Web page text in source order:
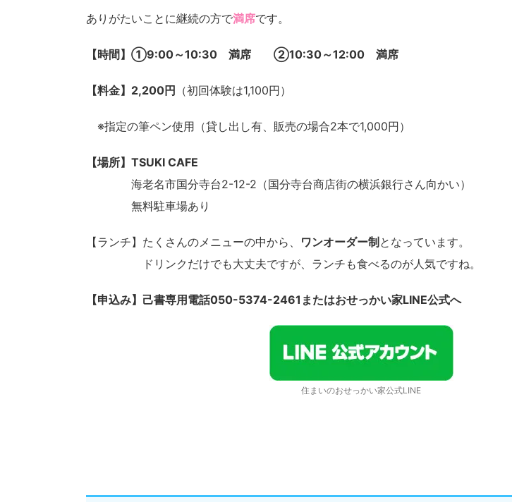
ありがたいことに継続の方で満席です。
【時間】➀9:00～10:30 満席 ②10:30～12:00 満席
【料金】2,200円 （初回体験は1,100円）
※指定の筆ペン使用（貸し出し有、販売の場合2本で1,000円）
【場所】TSUKI CAFE
海老名市国分寺台2-12-2（国分寺台商店街の横浜銀行さん向かい）
無料駐車場あり
【ランチ】たくさんのメニューの中から、 ワンオーダー制となっています。
ドリンクだけでも大丈夫ですが、ランチも食べるのが人気ですね。
【申込み】己書専用電話050-5374-2461またはおせっかい家LINE公式へ
住まいのおせっかい家公式LINE